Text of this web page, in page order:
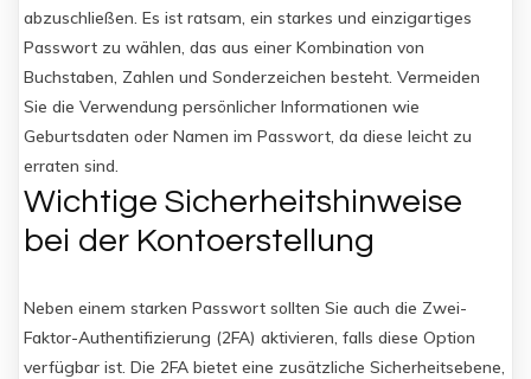
abzuschließen. Es ist ratsam, ein starkes und einzigartiges
Passwort zu wählen, das aus einer Kombination von
Buchstaben, Zahlen und Sonderzeichen besteht. Vermeiden
Sie die Verwendung persönlicher Informationen wie
Geburtsdaten oder Namen im Passwort, da diese leicht zu
erraten sind.
Wichtige Sicherheitshinweise
bei der Kontoerstellung
Neben einem starken Passwort sollten Sie auch die Zwei-
Faktor-Authentifizierung (2FA) aktivieren, falls diese Option
verfügbar ist. Die 2FA bietet eine zusätzliche Sicherheitsebene,